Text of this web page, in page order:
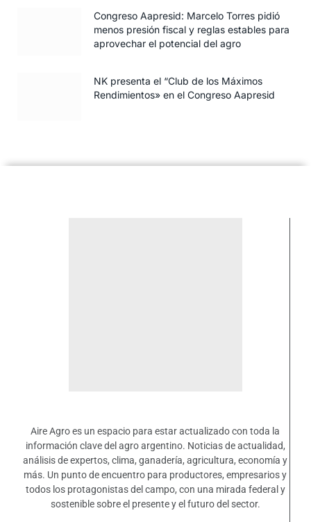
Congreso Aapresid: Marcelo Torres pidió
menos presión fiscal y reglas estables para
aprovechar el potencial del agro
NK presenta el “Club de los Máximos
Rendimientos» en el Congreso Aapresid
Aire Agro es un espacio para estar actualizado con toda la
información clave del agro argentino. Noticias de actualidad,
análisis de expertos, clima, ganadería, agricultura, economía y
más. Un punto de encuentro para productores, empresarios y
todos los protagonistas del campo, con una mirada federal y
sostenible sobre el presente y el futuro del sector.